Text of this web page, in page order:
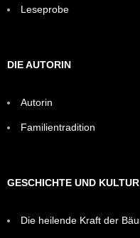
Leseprobe
DIE AUTORIN
Autorin
Familientradition
GESCHICHTE UND KULTUR
Die heilende Kraft der